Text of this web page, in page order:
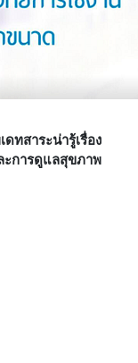
ทสาระน่ารู้เรื่อง
ะการดูแลสุขภาพ